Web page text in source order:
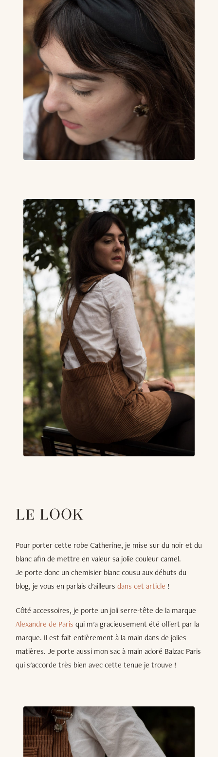
LE LOOK
Pour porter cette robe Catherine, je mise sur du noir et du
blanc afin de mettre en valeur sa jolie couleur camel.
Je porte donc un chemisier blanc cousu aux débuts du
blog, je vous en parlais d'ailleurs dans cet article !
Côté accessoires, je porte un joli serre-tête de la marque
Alexandre de Paris qui m'a gracieusement été offert par la
marque. Il est fait entièrement à la main dans de jolies
matières. Je porte aussi mon sac à main adoré Balzac Paris
qui s'accorde très bien avec cette tenue je trouve !